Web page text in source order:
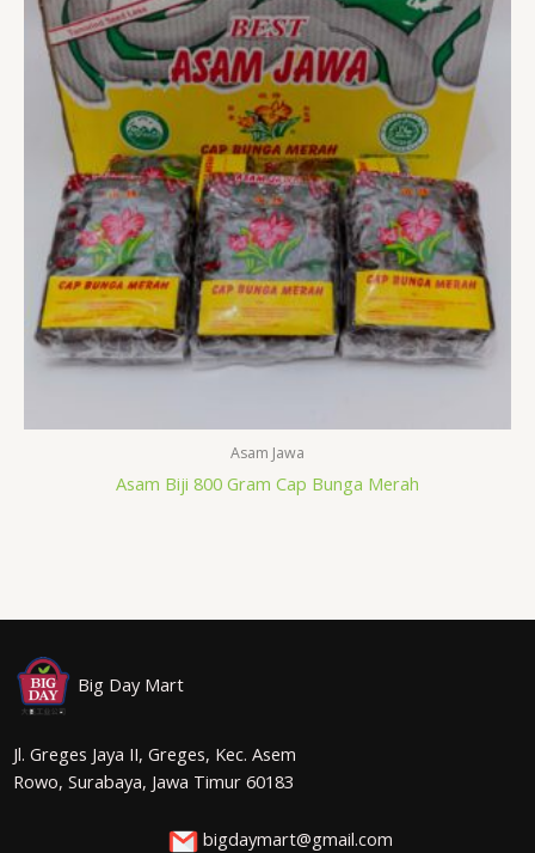
Asam Jawa
Asam Biji 800 Gram Cap Bunga Merah
Big Day Mart
Jl. Greges Jaya II, Greges, Kec. Asem
Rowo, Surabaya, Jawa Timur 60183
bigdaymart@gmail.com